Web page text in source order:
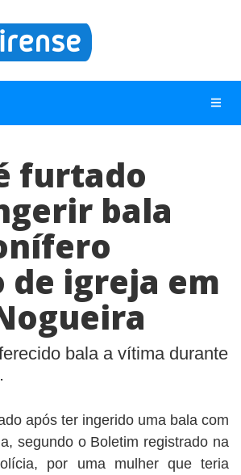
furtado
bala
igreja em
bala a vítima durante
após ter ingerido uma bala com
segundo o Boletim registrado na
por uma mulher que teria